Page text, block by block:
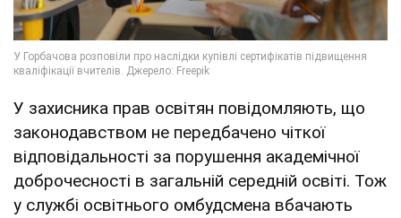
У захисника прав освітян повідомляють, що
законодавством не передбачено чіткої
відповідальності за порушення академічної
доброчесності в загальній середній освіті. Тож
у службі освітнього омбудсмена вбачають